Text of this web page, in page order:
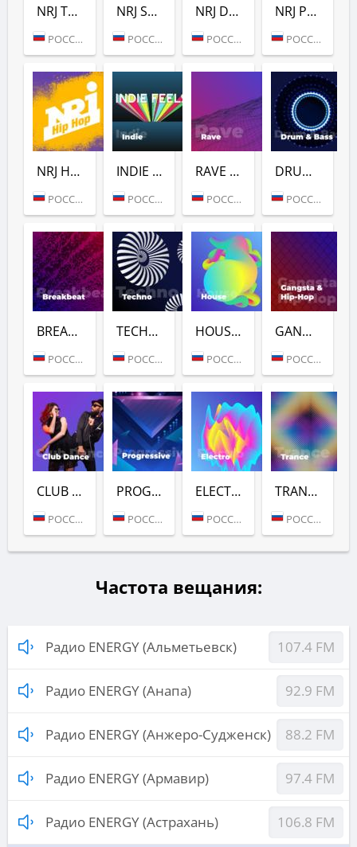
NRJ TROPICAL HOUSE
РОССИЯ (МОСКВА)
NRJ SLAP HOUSE
РОССИЯ (МОСКВА)
NRJ DANCE
РОССИЯ (МОСКВА)
NRJ POWER
РОССИЯ (МОСКВА)
NRJ HIP-HOP
РОССИЯ (МОСКВА)
INDIE (РАДИО ENERGY)
РОССИЯ (МОСКВА)
RAVE (РАДИО ENERGY)
РОССИЯ (МОСКВА)
DRUM & BASS (РАДИО ENERGY)
РОССИЯ (МОСКВА)
BREAKBEAT (РАДИО ENERGY)
РОССИЯ (МОСКВА)
TECHNO (РАДИО ENERGY)
РОССИЯ (МОСКВА)
HOUSE (РАДИО ENERGY)
РОССИЯ (МОСКВА)
GANGSTA & HIP-HOP (РАДИО ENERGY)
РОССИЯ (МОСКВА)
CLUB DANCE (РАДИО ENERGY)
РОССИЯ (МОСКВА)
PROGRESSIVE (РАДИО ENERGY)
РОССИЯ (МОСКВА)
ELECTRO (РАДИО ENERGY)
РОССИЯ (МОСКВА)
TRANCE (РАДИО ENERGY)
РОССИЯ (МОСКВА)
Частота вещания:
Радио ENERGY (Альметьевск) 107.4 FM
Радио ENERGY (Анапа) 92.9 FM
Радио ENERGY (Анжеро-Судженск) 88.2 FM
Радио ENERGY (Армавир) 97.4 FM
Радио ENERGY (Астрахань) 106.8 FM